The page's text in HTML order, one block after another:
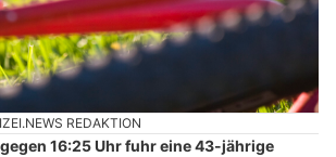
REDAKTION
16:25 Uhr fuhr eine 43-jährige